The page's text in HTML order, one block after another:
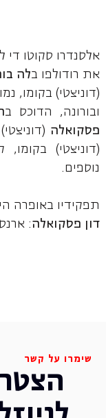
אלסנדרו סקוטו די
את רודולפו בלה
(דוניצטי) בקומו,
ובורונה, הדוכס
ב
פסקואלה
(דוניצטי) בקומו,
נוספים.
תפקידיו באופרה
דון פסקואלה: ארנסטו
שימרו על קשר